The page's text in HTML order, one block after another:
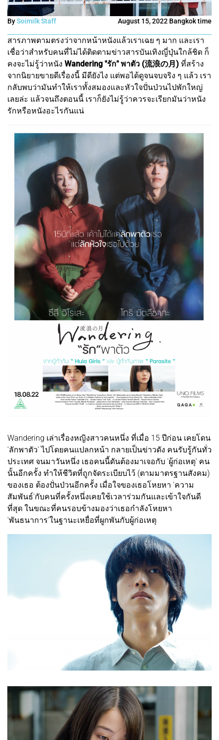
BySoimilk Staff August 15, 2022 Bangkok time
สารภาพตามตรงว่าจากหน้าหนังแล้วเราเฉย ๆ มาก และเรา
เชื่อว่าสำหรับคนที่ไม่ได้ติดตามข่าวสารบันเทิงญี่ปุ่นใกล้ชิด ก็
คงจะไม่รู้ว่าหนัง Wandering "รัก" พาตัว (流浪の月) ที่สร้าง
จากนิยายขายดีเรื่องนี้ มีดียังไง แต่พอได้ดูจนจบจริง ๆ แล้ว เรา
กลับพบว่ามันทำให้เราทั้งสมองและหัวใจปั่นป่วนไปพักใหญ่
เลยล่ะ แล้วจนถึงตอนนี้ เราก็ยังไม่รู้ว่าควรจะเรียกมันว่าหนัง
รักหรือหนังอะไรกันแน่
Wandering เล่าเรื่องหญิงสาวคนหนึ่ง ที่เมื่อ 15 ปีก่อน เคยโดน
'ลักพาตัว' ไปโดยคนแปลกหน้า กลายเป็นข่าวดัง คนรับรู้กันทั่ว
ประเทศ จนมาวันหนึ่ง เธอคนนี้ดันต้องมาเจอกับ 'ผู้ก่อเหตุ' คน
นั้นอีกครั้ง ทำให้ชีวิตที่ถูกจัดระเบียบไว้ (ตามมาตรฐานสังคม)
ของเธอ ต้องปั่นป่วนอีกครั้ง เมื่อใจของเธอโหยหา 'ความ
สัมพันธ์'กับคนที่ครั้งหนึ่งเคยใช้เวลาร่วมกันและเข้าใจกันดี
ที่สุด ในขณะที่คนรอบข้างมองว่าเธอกำลังโหยหา
'พันธนาการ'ในฐานะเหยื่อที่ผูกพันกับผู้ก่อเหตุ